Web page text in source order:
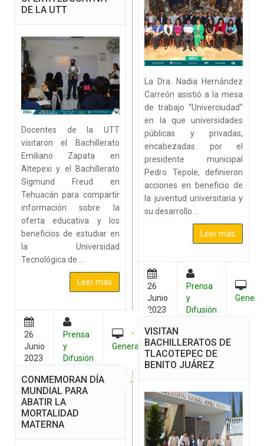
La Dra. Nadia Hernández
Carreón asistió a la mesa
de trabajo “Univerciudad”
en la que universidades
públicas y privadas,
encabezadas por el
presidente municipal
Pedro Tepole, definieron
acciones en beneficio de
la juventud universitaria y
su desarrollo ...
Leer más
26
Junio
2023
Prensa
y
Difusión
General
DE LA UTT
Docentes de la UTT
visitaron el Bachillerato
Emiliano Zapata en
Altepexi y el Bachillerato
Sigmund Freud en
Tehuacán para compartir
información sobre la
oferta educativa y los
beneficios de estudiar en
la Universidad
Tecnológica de ...
Leer más
26
Junio
2023
Prensa
y
Difusión
General
VISITAN
BACHILLERATOS DE
TLACOTEPEC DE
BENITO JUÁREZ
CONMEMORAN DÍA
MUNDIAL PARA
ABATIR LA
MORTALIDAD
MATERNA